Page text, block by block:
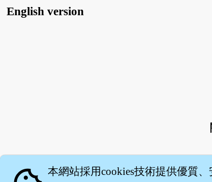
English version
本網站採用cookies技術提供優質